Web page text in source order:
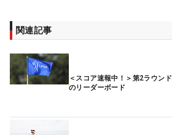
関連記事
＜スコア速報中！＞第2ラウンド
のリーダーボード